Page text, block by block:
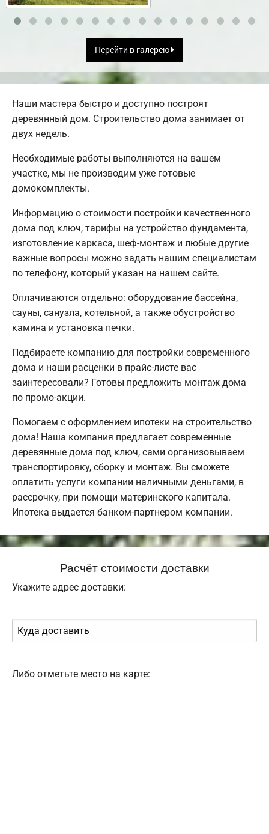
Перейти в галерею
Наши мастера быстро и доступно построят
деревянный дом. Строительство дома занимает от
двух недель.
Необходимые работы выполняются на вашем
участке, мы не производим уже готовые
домокомплекты.
Информацию о стоимости постройки качественного
дома под ключ, тарифы на устройство фундамента,
изготовление каркаса, шеф-монтаж и любые другие
важные вопросы можно задать нашим специалистам
по телефону, который указан на нашем сайте.
Оплачиваются отдельно: оборудование бассейна,
сауны, санузла, котельной, а также обустройство
камина и установка печки.
Подбираете компанию для постройки современного
дома и наши расценки в прайс-листе вас
заинтересовали? Готовы предложить монтаж дома
по промо-акции.
Помогаем с оформлением ипотеки на строительство
дома! Наша компания предлагает современные
деревянные дома под ключ, сами организовываем
транспортировку, сборку и монтаж. Вы сможете
оплатить услуги компании наличными деньгами, в
рассрочку, при помощи материнского капитала.
Ипотека выдается банком-партнером компании.
Расчёт стоимости доставки
Укажите адрес доставки:
Либо отметьте место на карте: